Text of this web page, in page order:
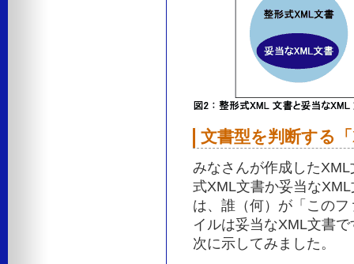
文書型を判断する
みなさんが作成した
式XML文書か妥当な
は、誰（何）が「この
イルは妥当なXML文書
次に示してみました。